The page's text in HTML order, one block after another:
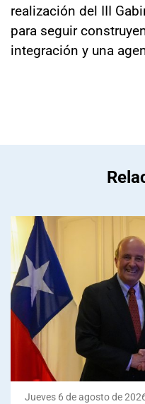
realización del III
para seguir
integración y una
Jueves 6 de agosto de